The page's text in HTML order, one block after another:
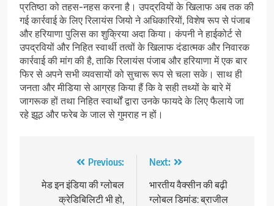
प्रतिष्ठा को तहस-नहस करना है। उपद्रवियों के खिलाफ अब तक की
गई कार्रवाई के लिए रिलायंस जियो ने अधिकारियों, विशेष रूप से पंजाब
और हरियाणा पुलिस का शुक्रिया अदा किया। कंपनी ने हाईकोर्ट से
उपद्रवियों और निहित स्वार्थी तत्वों के खिलाफ दंडात्मक और निवारक
कार्रवाई की मांग की है, ताकि रिलायंस पंजाब और हरियाणा में एक बार
फिर से अपने सभी व्यवसायों को सुचारू रूप से चला सके। साथ ही
जनता और मीडिया से आग्रह किया हैं कि वे सही तथ्यों के बारे में
जागरूक हों तथा निहित स्वार्थों द्वारा उनके फायदे के लिए फैलाये जा
रहे झूठ और फरेब के जाल से गुमराह न हों।
navigation
Previous:
मेड इन इंडिया की ग्लोबल
क्रेडिबिलिटी भी हो,
Next:
भारतीय वैक्सीन की बढ़ी
ग्लोबल डिमांड: ब्राजील